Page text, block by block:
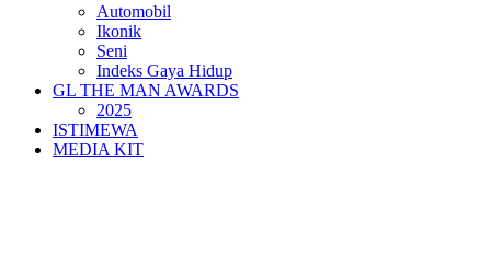
Automobil
Ikonik
Seni
Indeks Gaya Hidup
GL THE MAN AWARDS
2025
ISTIMEWA
MEDIA KIT